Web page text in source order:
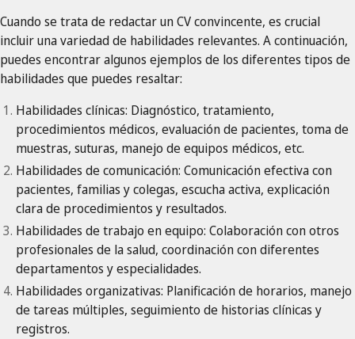
Cuando se trata de redactar un CV convincente, es crucial
incluir una variedad de habilidades relevantes. A continuación,
puedes encontrar algunos ejemplos de los diferentes tipos de
habilidades que puedes resaltar:
Habilidades clínicas: Diagnóstico, tratamiento,
procedimientos médicos, evaluación de pacientes, toma de
muestras, suturas, manejo de equipos médicos, etc.
Habilidades de comunicación: Comunicación efectiva con
pacientes, familias y colegas, escucha activa, explicación
clara de procedimientos y resultados.
Habilidades de trabajo en equipo: Colaboración con otros
profesionales de la salud, coordinación con diferentes
departamentos y especialidades.
Habilidades organizativas: Planificación de horarios, manejo
de tareas múltiples, seguimiento de historias clínicas y
registros.